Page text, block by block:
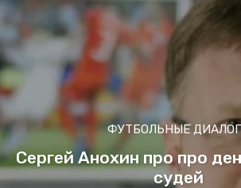
ФУТБОЛЬНЫЕ
Сергей Анохин про про
судей